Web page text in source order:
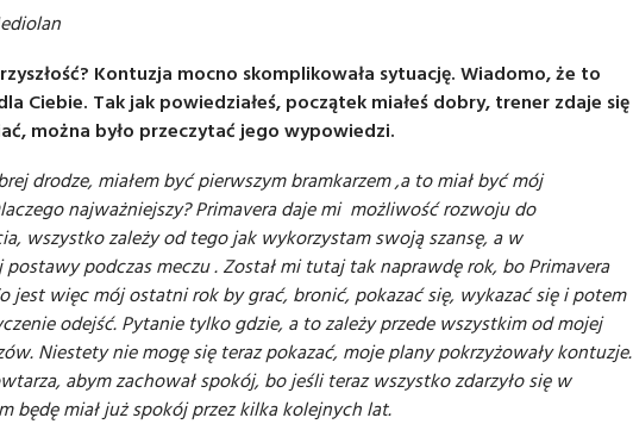
Kontuzja mocno skomplikowała sytuację. Wiadomo, że to
Ciebie. Tak jak powiedziałeś, początek miałeś dobry, trener zdaje się
można było przeczytać jego wypowiedzi.
drodze, miałem być pierwszym bramkarzem ,a to miał być mój
najważniejszy? Primavera daje mi możliwość rozwoju do
wszystko zależy od tego jak wykorzystam swoją szansę, a w
podczas meczu . Został mi tutaj tak naprawdę rok, bo Primavera
jest więc mój ostatni rok by grać, bronić, pokazać się, wykazać się i potem
odejść. Pytanie tylko gdzie, a to zależy przede wszystkim od mojej
Niestety nie mogę się teraz pokazać, moje plany pokrzyżowały kontuzje.
abym zachował spokój, bo jeśli teraz wszystko zdarzyło się w
będę miał już spokój przez kilka kolejnych lat.